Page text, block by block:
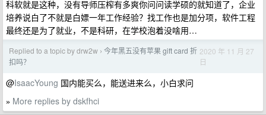
科软就是这种，没有导师压榨有多爽你问问读学硕的就知道了，企业
培养说白了不就是白嫖一年工作经验？找工作也是加分项，软件工程
最终还是为了就业，不是科研，在学校泡着没啥用…
Replied to a topic by drw2w › 今年黑五没有苹果 gift card 折
扣吗？
2020 年 11 月 27
日
@IsaacYoung 国内能买么，能送进来么，小白求问
» More replies by dskfhci